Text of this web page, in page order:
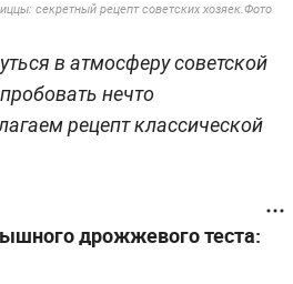
секретный рецепт советских хозяек.Фото
в атмосферу советской
нечто
рецепт классической
дрожжевого теста: